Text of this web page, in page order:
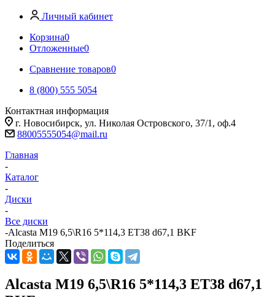
Личный кабинет
Корзина0
Отложенные0
Сравнение товаров0
8 (800) 555 5054
Контактная информация
г. Новосибирск, ул. Николая Островского, 37/1, оф.4
88005555054@mail.ru
Главная
-
Каталог
-
Диски
-
Все диски
-Alcasta M19 6,5\R16 5*114,3 ET38 d67,1 BKF
Поделиться
Alcasta M19 6,5\R16 5*114,3 ET38 d67,1